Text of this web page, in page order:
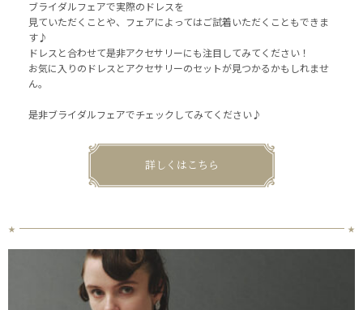
ブライダルフェアで実際のドレスを
見ていただくことや、フェアによってはご試着いただくこともできま
す♪
ドレスと合わせて是非アクセサリーにも注目してみてください！
お気に入りのドレスとアクセサリーのセットが見つかるかもしれませ
ん。
是非ブライダルフェアでチェックしてみてください♪
詳しくはこちら